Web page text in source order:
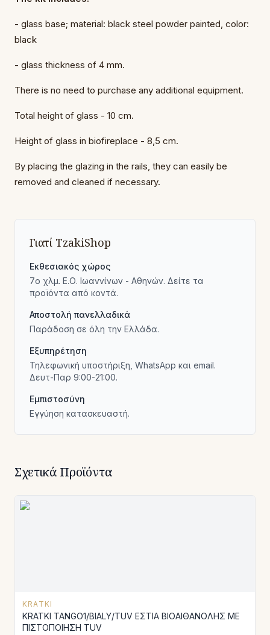
- glass base; material: black steel powder painted, color:
black
- glass thickness of 4 mm.
There is no need to purchase any additional equipment.
Total height of glass - 10 cm.
Height of glass in biofireplace - 8,5 cm.
By placing the glazing in the rails, they can easily be
removed and cleaned if necessary.
Γιατί TzakiShop
Εκθεσιακός χώρος
7ο χλμ. Ε.Ο. Ιωαννίνων - Αθηνών. Δείτε τα
προϊόντα από κοντά.
Αποστολή πανελλαδικά
Παράδοση σε όλη την Ελλάδα.
Εξυπηρέτηση
Τηλεφωνική υποστήριξη, WhatsApp και email.
Δευτ-Παρ 9:00-21:00.
Εμπιστοσύνη
Εγγύηση κατασκευαστή.
Σχετικά Προϊόντα
KRATKI
KRATKI TANGO1/BIALY/TUV ΕΣΤΙΑ ΒΙΟΑΙΘΑΝΟΛΗΣ ΜΕ
ΠΙΣΤΟΠΟΙΗΣΗ TUV